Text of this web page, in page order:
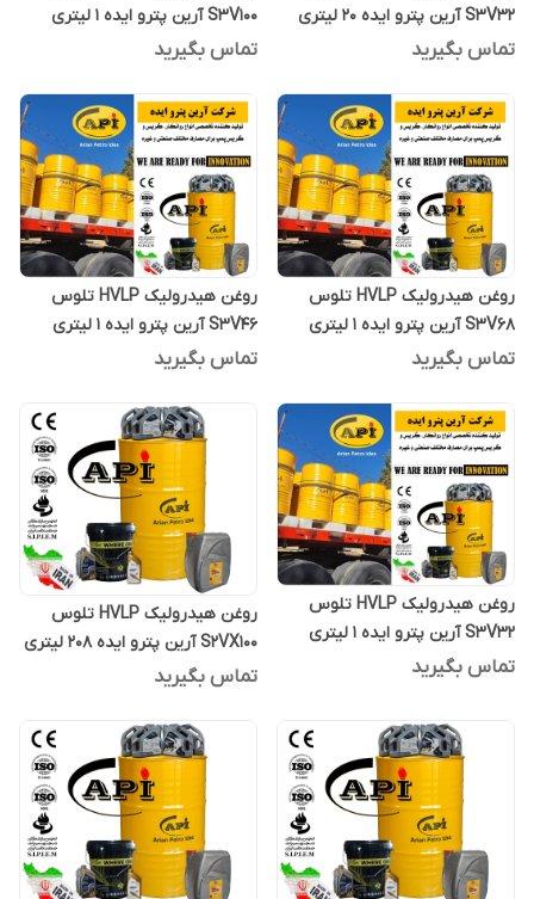
S3V32 آرین پترو ایده 20 لیتری
تماس بگیرید
S3V100 آرین پترو ایده 1 لیتری
تماس بگیرید
روغن هیدرولیک HVLP تلوس
S3V68 آرین پترو ایده 1 لیتری
تماس بگیرید
روغن هیدرولیک HVLP تلوس
S3V46 آرین پترو ایده 1 لیتری
تماس بگیرید
روغن هیدرولیک HVLP تلوس
S3V32 آرین پترو ایده 1 لیتری
تماس بگیرید
روغن هیدرولیک HVLP تلوس
S2VX100 آرین پترو ایده 208 لیتری
تماس بگیرید